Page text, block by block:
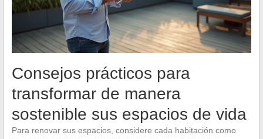
Consejos prácticos para
transformar de manera
sostenible sus espacios de vida
Para renovar sus espacios, considere cada habitación como